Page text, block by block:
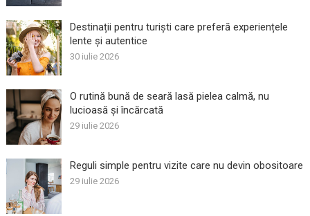
Destinații pentru turiști care preferă experiențele
lente și autentice
30 iulie 2026
O rutină bună de seară lasă pielea calmă, nu
lucioasă și încărcată
29 iulie 2026
Reguli simple pentru vizite care nu devin obositoare
29 iulie 2026